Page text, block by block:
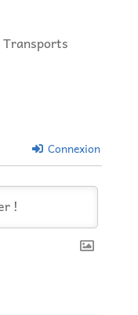
Transports
Connexion